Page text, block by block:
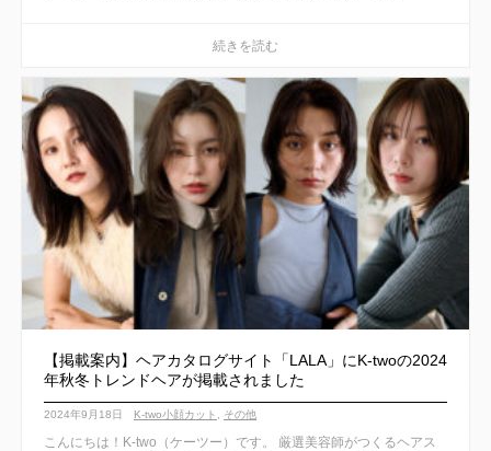
【掲載案内】ヘアカタログサイト「LALA」にK-twoの2024
年秋冬トレンドヘアが掲載されました
2024年9月18日 K-two小顔カット その他
こんにちは！K-two（ケーツー）です。 厳選美容師がつくるヘアス